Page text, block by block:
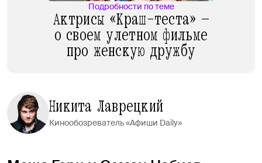
Подробности по теме
Актрисы «Краш-теста» —
о своем улетном фильме
про женскую дружбу
Никита Лаврецкий
Кинообозреватель «Афиши Daily»